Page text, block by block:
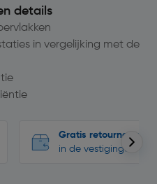
details
in vergelijking met de
Gratis retourneren
in de vestigingen